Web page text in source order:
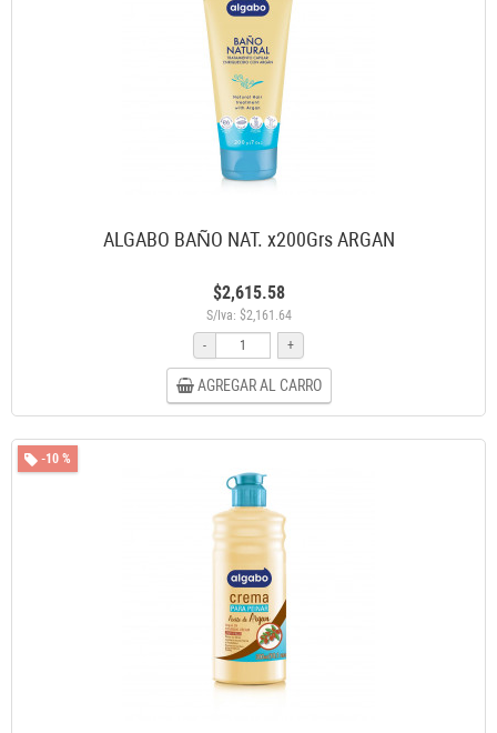
ALGABO BAÑO NAT. x200Grs ARGAN
$2,615.58
S/Iva: $2,161.64
-
+
AGREGAR AL CARRO
-10 %